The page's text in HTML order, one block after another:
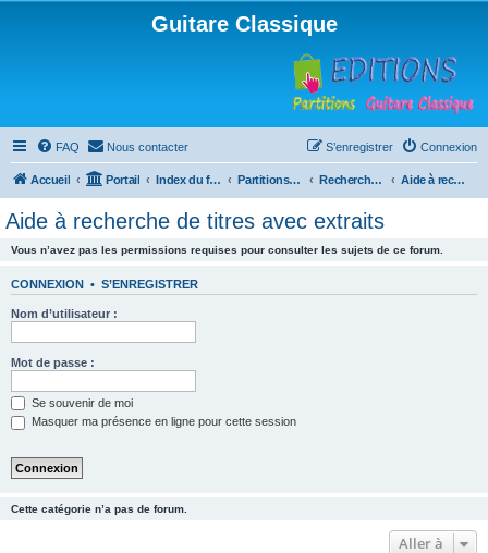
Guitare Classique
FAQ Nous contacter Connexion
S’enregistrer
Accueil Portail Index du forum Partitions pour guitare en libre téléchargement Recherche de ressources musicales Aide à recherche de titres avec extraits
Aide à recherche de titres avec extraits
Vous n’avez pas les permissions requises pour consulter les sujets de ce forum.
CONNEXION • S’ENREGISTRER
Nom d’utilisateur :
Mot de passe :
Se souvenir de moi
Masquer ma présence en ligne pour cette session
Cette catégorie n’a pas de forum.
Aller à